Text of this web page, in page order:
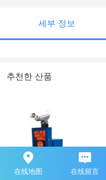
세부 정보
추천한 산품
배리어게이트 케이
在线地图 在线留言